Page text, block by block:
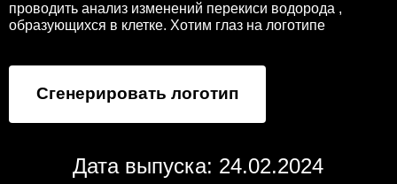
проводить анализ изменений перекиси водорода ,
образующихся в клетке. Хотим глаз на логотипе
Сгенерировать логотип
Дата выпуска: 24.02.2024